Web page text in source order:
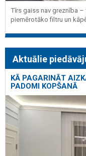
Tīrs gaiss nav greznība
piemērotāko filtru un
Aktuālie
KĀ PAGARINĀT
PADOMI KOPŠANĀ